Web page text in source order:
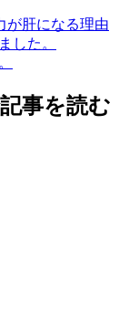
が肝になる理由
した。
事を読む